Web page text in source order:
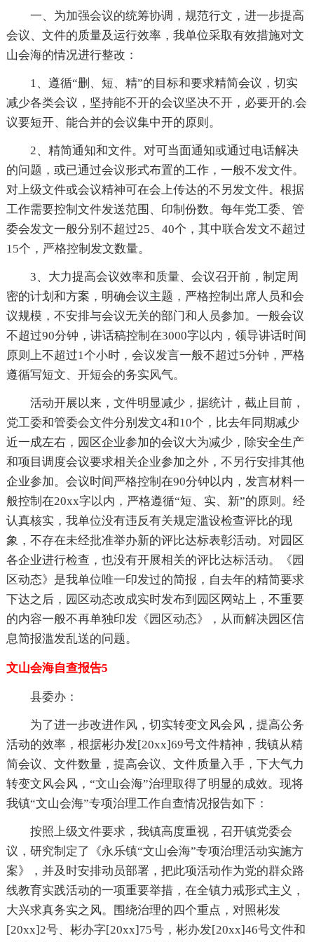
一、为加强会议的统筹协调，规范行文，进一步提高
会议、文件的质量及运行效率，我单位采取有效措施对文
山会海的情况进行整改：
1、遵循“删、短、精”的目标和要求精简会议，切实
减少各类会议，坚持能不开的会议坚决不开，必要开的.会
议要短开、能合并的会议集中开的原则。
2、精简通知和文件。对可当面通知或通过电话解决
的问题，或已通过会议形式布置的工作，一般不发文件。
对上级文件或会议精神可在会上传达的不另发文件。根据
工作需要控制文件发送范围、印制份数。每年党工委、管
委会发文一般分别不超过25、40个，其中联合发文不超过
15个，严格控制发文数量。
3、大力提高会议效率和质量、会议召开前，制定周
密的计划和方案，明确会议主题，严格控制出席人员和会
议规模，不安排与会议无关的部门和人员参加。一般会议
不超过90分钟，讲话稿控制在3000字以内，领导讲话时间
原则上不超过1个小时，会议发言一般不超过5分钟，严格
遵循写短文、开短会的务实风气。
活动开展以来，文件明显减少，据统计，截止目前，
党工委和管委会文件分别发文4和10个，比去年同期减少
近一成左右，园区企业参加的会议大为减少，除安全生产
和项目调度会议要求相关企业参加之外，不另行安排其他
企业参加。会议时间严格控制在90分钟以内，发言材料一
般控制在20xx字以内，严格遵循“短、实、新”的原则。经
认真核实，我单位没有违反有关规定滥设检查评比的现
象，不存在未经批准举办新的评比达标表彰活动。对园区
各企业进行检查，也没有开展相关的评比达标活动。《园
区动态》是我单位唯一印发过的简报，自去年的精简要求
下达之后，园区动态改成实时发布到园区网站上，不重要
的内容一般不再单独印发《园区动态》，从而解决园区信
息简报滥发乱送的问题。
文山会海自查报告5
县委办：
为了进一步改进作风，切实转变文风会风，提高公务
活动的效率，根据彬办发[20xx]69号文件精神，我镇从精
简会议、文件数量，提高会议、文件质量入手，下大气力
转变文风会风，“文山会海”治理取得了明显的成效。现将
我镇“文山会海”专项治理工作自查情况报告如下：
按照上级文件要求，我镇高度重视，召开镇党委会
议，研究制定了《永乐镇“文山会海”专项治理活动实施方
案》，并及时安排动员部署，把此项活动作为党的群众路
线教育实践活动的一项重要举措，在全镇力戒形式主义，
大兴求真务实之风。围绕治理的四个重点，对照彬发
[20xx]2号、彬办字[20xx]75号，彬办发[20xx]46号文件和